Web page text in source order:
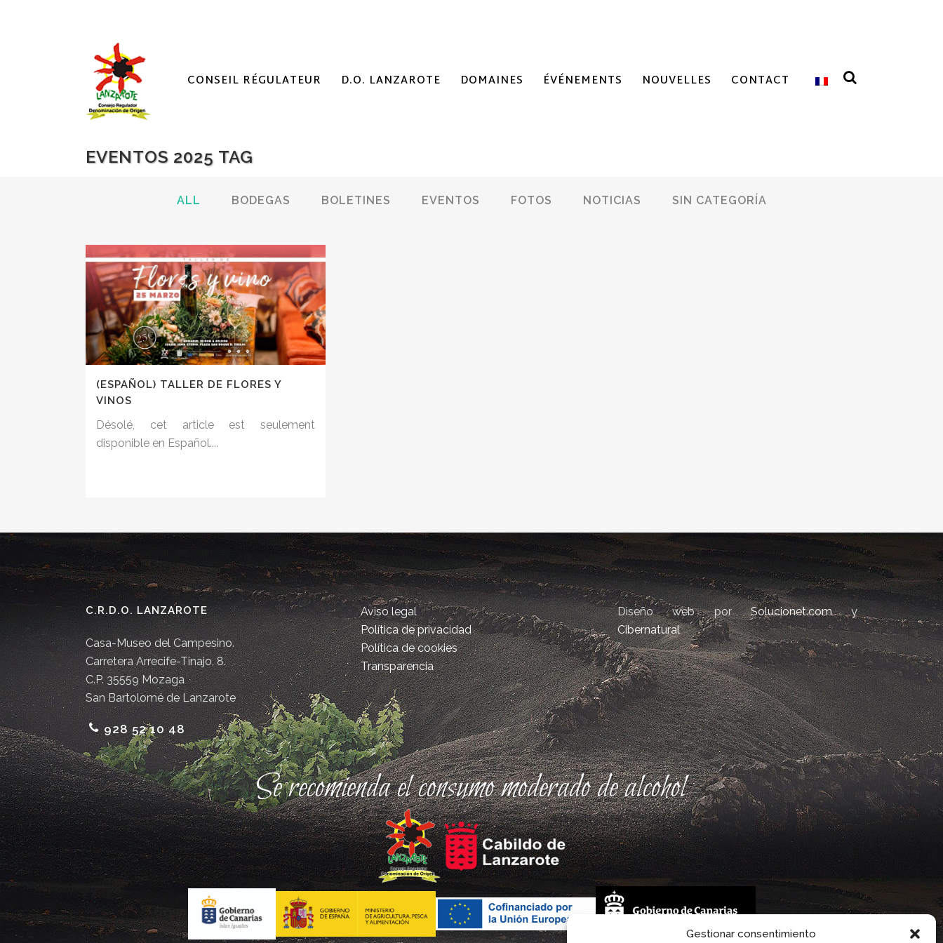
Gestionar consentimiento
CONSEIL RÉGULATEUR D.O. LANZAROTE DOMAINES ÉVÉNEMENTS NOUVELLES CONTACT
EVENTOS 2025 TAG
ALL BODEGAS BOLETINES EVENTOS FOTOS NOTICIAS SIN CATEGORÍA
(ESPAÑOL) TALLER DE FLORES Y
VINOS
Désolé, cet article est seulement
disponible en Español....
C.R.D.O. LANZAROTE
Casa-Museo del Campesino.
Carretera Arrecife-Tinajo, 8.
C.P. 35559 Mozaga
San Bartolomé de Lanzarote
928 52 10 48
Aviso legal
Política de privacidad
Política de cookies
Transparencia
Diseño web porSolucionet.comy
Cibernatural
Se recomienda el consumo moderado de alcohol